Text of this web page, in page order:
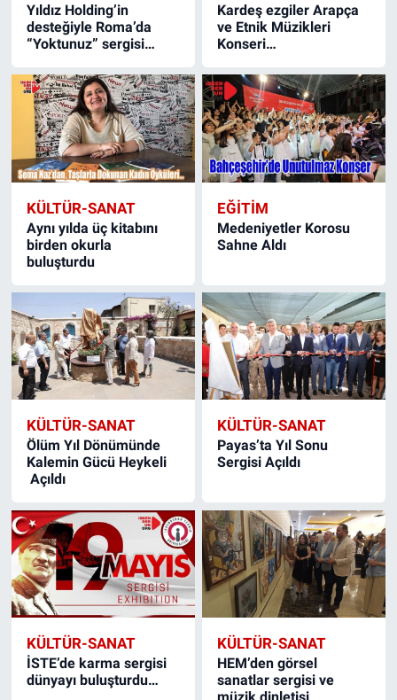
Yıldız Holding’in
desteğiyle Roma’da
“Yoktunuz” sergisi…
Kardeş ezgiler Arapça
ve Etnik Müzikleri
Konseri…
KÜLTÜR-SANAT
Aynı yılda üç kitabını
birden okurla
buluşturdu
EĞITIM
Medeniyetler Korosu
Sahne Aldı
KÜLTÜR-SANAT
Ölüm Yıl Dönümünde
Kalemin Gücü Heykeli
Açıldı
KÜLTÜR-SANAT
Payas’ta Yıl Sonu
Sergisi Açıldı
KÜLTÜR-SANAT
İSTE’de karma sergisi
dünyayı buluşturdu…
KÜLTÜR-SANAT
HEM’den görsel
sanatlar sergisi ve